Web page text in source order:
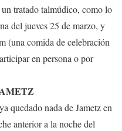
tratado talmúdico, como lo
del jueves 25 de marzo, y
(una comida de celebración
en persona o por
quedado nada de Jametz en
anterior a la noche del